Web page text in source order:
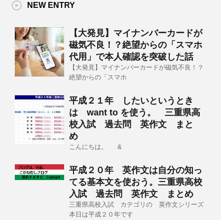
NEW ENTRY
【大発見】マイナンバーカードが
磁気不良！？絶望からの「スマホ
代用」で本人確認を突破した話
【大発見】マイナンバーカードが磁気不良！？
絶望からの「スマホ
平成２１年 したいというとき
は want to を使う。 三重県高
校入試 過去問 英作文 まと
め
こんにちは。 &
平成２０年 英作文は自分の知っ
てる基本文を使おう。三重県高校
入試 過去問 英作文 まとめ
三重県高校入試 カテゴリの 英作文シリーズ
本日は平成２０年です